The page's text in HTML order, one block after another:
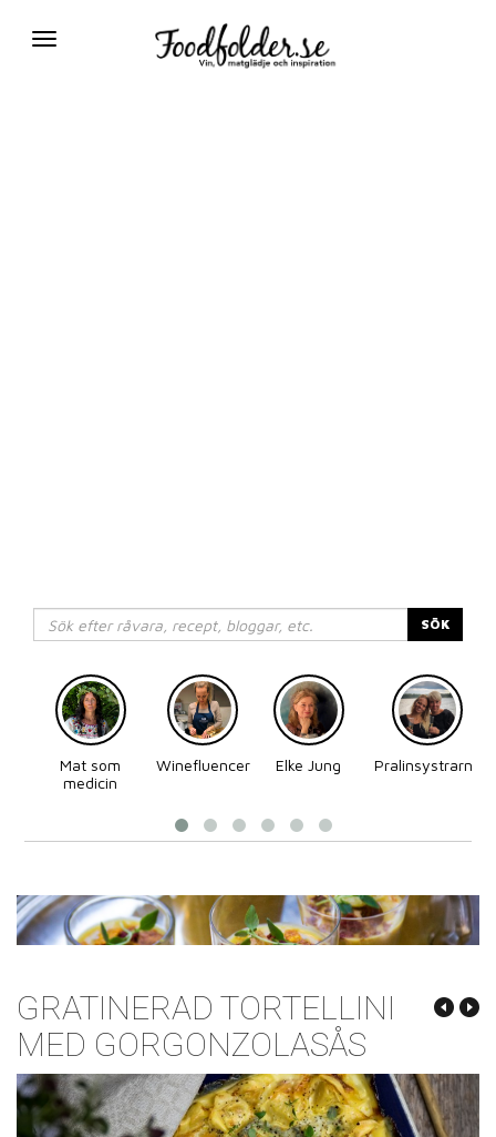
Växla
SÖK
Mat som
medicin
Winefluencer Elke Jung
Pralinsystrarna
GRATINERAD TORTELLINI
MED GORGONZOLASÅS